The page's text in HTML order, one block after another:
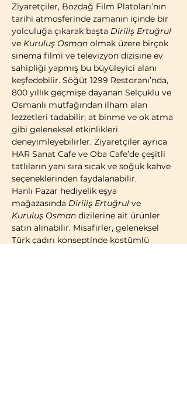
Ziyaretçiler, Bozdağ Film Platoları’nın
tarihi atmosferinde zamanın içinde bir
yolculuğa çıkarak başta Diriliş Ertuğrul
ve Kuruluş Osman olmak üzere birçok
sinema filmi ve televizyon dizisine ev
sahipliği yapmış bu büyüleyici alanı
keşfedebilir. Söğüt 1299 Restoranı’nda,
800 yıllık geçmişe dayanan Selçuklu ve
Osmanlı mutfağından ilham alan
lezzetleri tadabilir; at binme ve ok atma
gibi geleneksel etkinlikleri
deneyimleyebilirler. Ziyaretçiler ayrıca
HAR Sanat Cafe ve Oba Cafe’de çeşitli
tatlıların yanı sıra sıcak ve soğuk kahve
seçeneklerinden faydalanabilir.
Hanlı Pazar hediyelik eşya
mağazasında Diriliş Ertuğrul ve
Kuruluş Osman dizilerine ait ürünler
satın alınabilir. Misafirler, geleneksel
Türk çadırı konseptinde kostümlü